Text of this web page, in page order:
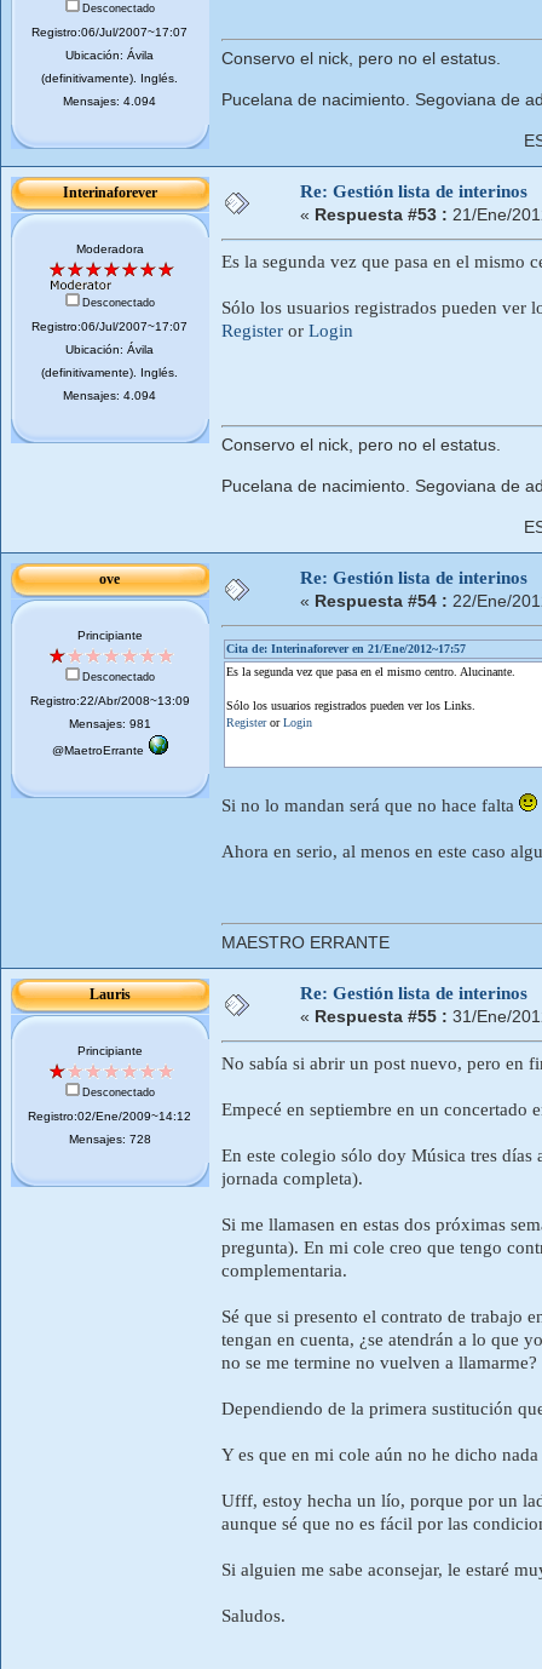
Desconectado
Registro:06/Jul/2007~17:07
Ubicación: Ávila
(definitivamente). Inglés.
Mensajes: 4.094
Conservo el nick, pero no el estatus.
Pucelana de nacimiento. Segoviana de
Interinaforever
Moderadora
Desconectado
Registro:06/Jul/2007~17:07
Ubicación: Ávila
(definitivamente). Inglés.
Mensajes: 4.094
Re: Gestión lista de interinos
« Respuesta #53 : 21/Ene/
Es la segunda vez que pasa en el mismo
Sólo los usuarios registrados pueden ver
Register or Login
Conservo el nick, pero no el estatus.
Pucelana de nacimiento. Segoviana de
ove
Principiante
Desconectado
Registro:22/Abr/2008~13:09
Mensajes: 981
@MaetroErrante
Re: Gestión lista de interinos
« Respuesta #54 : 22/Ene/
Cita de: Interinaforever en 21/Ene/2012~17:57
Es la segunda vez que pasa en el mismo centro. Alucinante.
Sólo los usuarios registrados pueden ver los Links.
RegisterorLogin
Si no lo mandan será que no hace falta
Ahora en serio, al menos en este caso
MAESTRO ERRANTE
Lauris
Principiante
Desconectado
Registro:02/Ene/2009~14:12
Mensajes: 728
Re: Gestión lista de interinos
« Respuesta #55 : 31/Ene/
No sabía si abrir un post nuevo, pero en
Empecé en septiembre en un concertado
En este colegio sólo doy Música tres días
jornada completa).
Si me llamasen en estas dos próximas
pregunta). En mi cole creo que tengo
complementaria.
Sé que si presento el contrato de trabajo
tengan en cuenta, ¿se atendrán a lo que
no se me termine no vuelven a llamarme?
Dependiendo de la primera sustitución
Y es que en mi cole aún no he dicho
Ufff, estoy hecha un lío, porque por un
aunque sé que no es fácil por las
Si alguien me sabe aconsejar, le estaré
Saludos.